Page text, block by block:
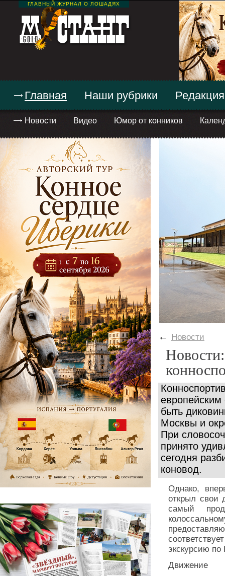
ГЛАВНЫЙ ЖУРНАЛ О ЛОШАДЯХ
Главная
Новости Видео Юмор от конников
Наши рубрики Редакция
← Новости
европейским
быть
Москвы и
При
принято
сегодня
коновод.
Однако,
открыл свои
самый
экскурсию
Движение